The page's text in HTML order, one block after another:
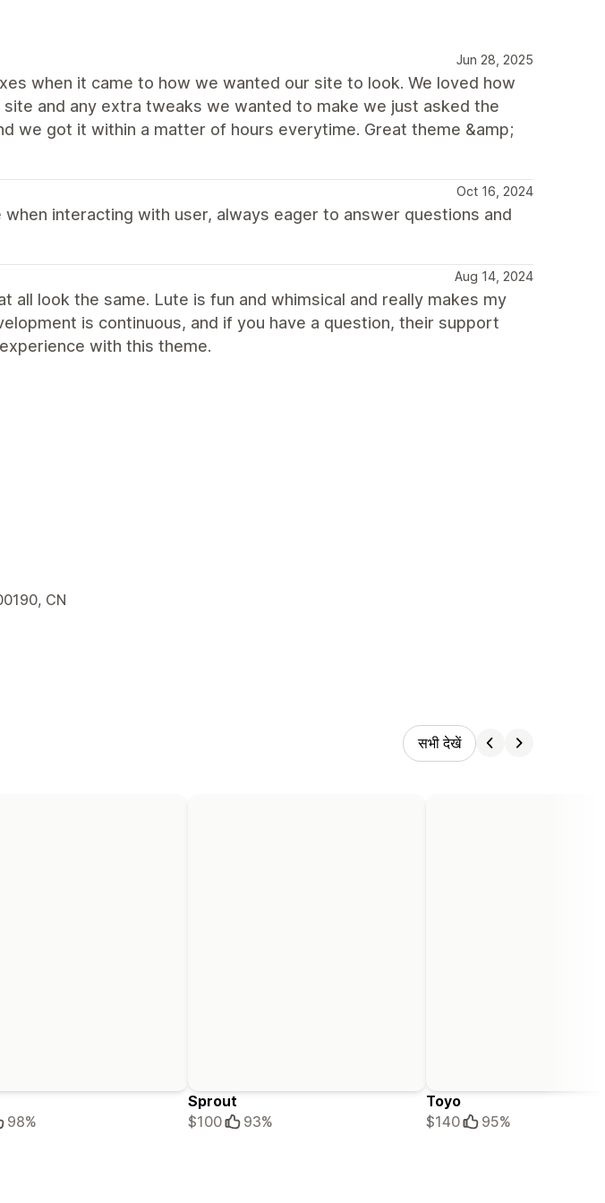
Jun 28, 2025
when it came to how we wanted our site to look. We loved how
and any extra tweaks we wanted to make we just asked the
we got it within a matter of hours everytime. Great theme &amp;
Oct 16, 2024
interacting with user, always eager to answer questions and
Aug 14, 2024
all look the same. Lute is fun and whimsical and really makes my
is continuous, and if you have a question, their support
with this theme.
CN
सभी देखें
98%
Sprout
$100
93%
Toyo
$140
95%